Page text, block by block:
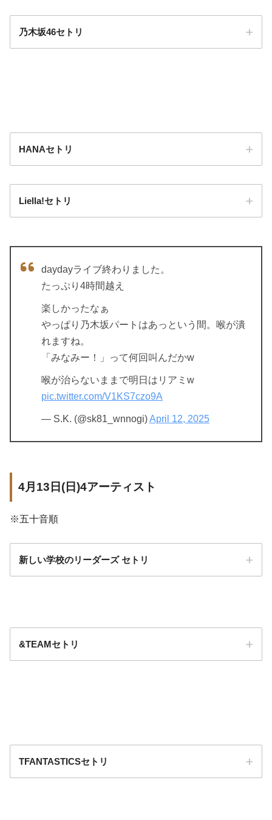
乃木坂46セトリ
HANAセトリ
Liella!セトリ
daydayライブ終わりました。
たっぷり4時間越え
楽しかったなぁ
やっぱり乃木坂パートはあっという間。喉が潰
れますね。
「みなみー！」って何回叫んだかw
喉が治らないままで明日はリアミw
pic.twitter.com/V1KS7czo9A
— S.K. (@sk81_wnnogi)April 12, 2025
4月13日(日)4アーティスト
※五十音順
新しい学校のリーダーズ セトリ
&TEAMセトリ
TFANTASTICSセトリ